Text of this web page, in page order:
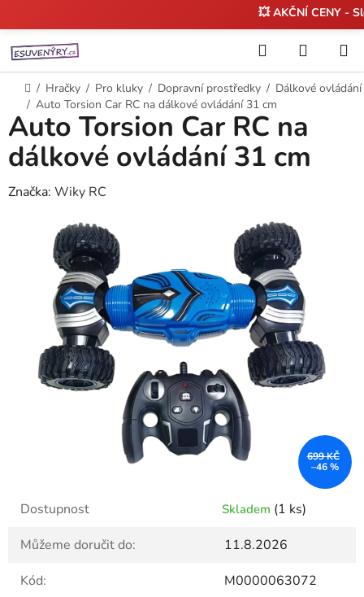
na
obsah
💥 AKČNÍ CENY -
Hledat
KOŠÍK
Domů
/ Hračky / Pro kluky / Dopravní prostředky / Dálkové ovládání
/ Auto Torsion Car RC na dálkové ovládání 31 cm
Dostupnost Skladem (1 ks)
Můžeme doručit do:
11.8.2026
Kód:
M0000063072
Auto Torsion Car RC na
dálkové ovládání 31 cm
Značka: Wiky RC
699 KČ
–46 %